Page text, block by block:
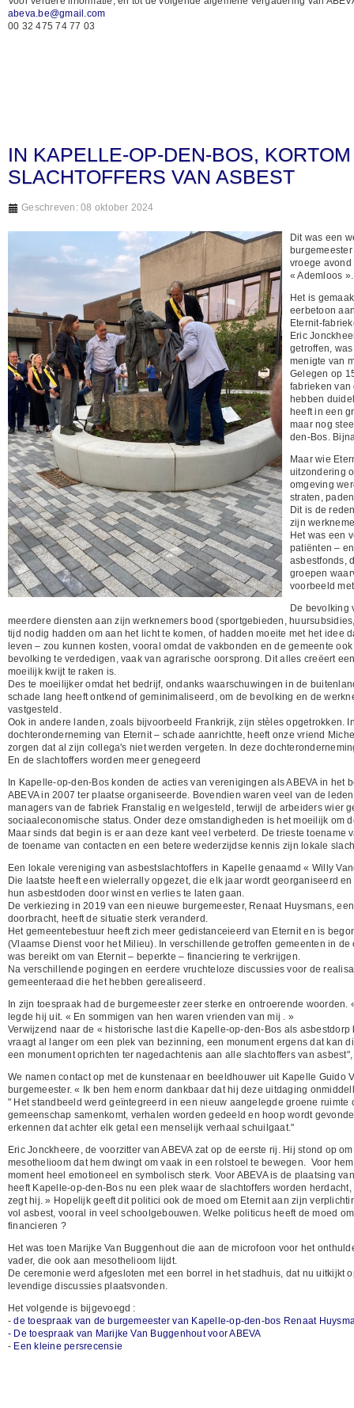
abeva.be@gmail.com
00 32 475 74 77 03
IN KAPELLE-OP-DEN-BOS,
SLACHTOFFERS VAN ASBEST
Geschreven: 08 oktober 2024
Dit was een
vroege
« Ademloos ».
Het is
eerbetoon
Eternit-
Eric
getroffen,
menigte van
Gelegen op
fabrieken van
hebben
heeft in een
maar nog
den-Bos.
Maar wie
uitzondering
omgeving
straten,
Dit is de
zijn
Het was een
patiënten –
asbestfonds,
groepen
voorbeeld
De bevolking
meerdere diensten aan zijn werknemers bood (sportgebieden,
tijd nodig hadden om aan het licht te komen, of hadden moeite met het
leven – zou kunnen kosten, vooral omdat de vakbonden en de gemeente
bevolking te verdedigen, vaak van agrarische oorsprong. Dit alles creëert
moeilijk kwijt te raken is.
Des te moeilijker omdat het bedrijf, ondanks waarschuwingen in de
schade lang heeft ontkend of geminimaliseerd, om de bevolking en de
vastgesteld.
Ook in andere landen, zoals bijvoorbeeld Frankrijk, zijn stèles opgetrokken.
dochteronderneming van Eternit – schade aanrichtte, heeft onze vriend
zorgen dat al zijn collega's niet werden vergeten. In deze
En de slachtoffers worden meer genegeerd
In Kapelle-op-den-Bos konden de acties van verenigingen als ABEVA in
ABEVA in 2007 ter plaatse organiseerde. Bovendien waren veel van de
managers van de fabriek Franstalig en welgesteld, terwijl de arbeiders wier
sociaaleconomische status. Onder deze omstandigheden is het moeilijk om
Maar sinds dat begin is er aan deze kant veel verbeterd. De trieste
de toename van contacten en een betere wederzijdse kennis zijn lokale
Een lokale vereniging van asbestslachtoffers in Kapelle genaamd « Willy
Die laatste heeft een wielerrally opgezet, die elk jaar wordt georganiseerd
hun asbestdoden door winst en verlies te laten gaan.
De verkiezing in 2019 van een nieuwe burgemeester, Renaat Huysmans,
doorbracht, heeft de situatie sterk veranderd.
Het gemeentebestuur heeft zich meer gedistanceieerd van Eternit en is
(Vlaamse Dienst voor het Milieu). In verschillende getroffen gemeenten in
was bereikt om van Eternit – beperkte – financiering te verkrijgen.
Na verschillende pogingen en eerdere vruchteloze discussies voor de
gemeenteraad die het hebben gerealiseerd.
In zijn toespraak had de burgemeester zeer sterke en ontroerende
legde hij uit. « En sommigen van hen waren vrienden van mij . »
Verwijzend naar de « historische last die Kapelle-op-den-Bos als
vraagt al langer om een plek van bezinning, een monument ergens dat kan
een monument oprichten ter nagedachtenis aan alle slachtoffers van
We namen contact op met de kunstenaar en beeldhouwer uit Kapelle
burgemeester. « Ik ben hem enorm dankbaar dat hij deze uitdaging
" Het standbeeld werd geïntegreerd in een nieuw aangelegde groene
gemeenschap samenkomt, verhalen worden gedeeld en hoop wordt
erkennen dat achter elk getal een menselijk verhaal schuilgaat."
Eric Jonckheere, de voorzitter van ABEVA zat op de eerste rij. Hij stond op
mesothelioom dat hem dwingt om vaak in een rolstoel te bewegen. Voor
moment heel emotioneel en symbolisch sterk. Voor ABEVA is de plaatsing
heeft Kapelle-op-den-Bos nu een plek waar de slachtoffers worden
zegt hij. » Hopelijk geeft dit politici ook de moed om Eternit aan zijn
vol asbest, vooral in veel schoolgebouwen. Welke politicus heeft de moed
financieren ?
Het was toen Marijke Van Buggenhout die aan de microfoon voor het
vader, die ook aan mesothelioom lijdt.
De ceremonie werd afgesloten met een borrel in het stadhuis, dat nu uitkijkt
levendige discussies plaatsvonden.
Het volgende is bijgevoegd :
- de toespraak van de burgemeester van Kapelle-op-den-bos Renaat
- De toespraak van Marijke Van Buggenhout voor ABEVA
- Een kleine persrecensie